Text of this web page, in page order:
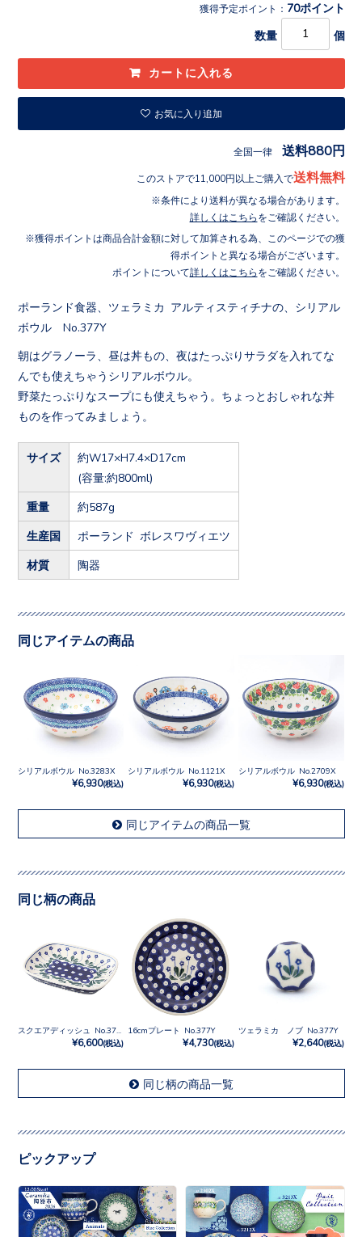
獲得予定ポイント： 70ポイント
数量 個
お気に入り追加
全国一律 送料880円
このストアで11,000円以上ご購入で送料無料
条件により送料が異なる場合があります。
詳しくはこちら をご確認ください。
獲得ポイントは商品合計金額に対して加算される為、このページでの獲
得ポイントと異なる場合がございます。
ポイントについて詳しくはこちら をご確認ください。
ポーランド食器、ツェラミカ アルティスティチナの、シリアル
ボウル No.377Y
朝はグラノーラ、昼は丼もの、夜はたっぷりサラダを入れてな
んでも使えちゃうシリアルボウル。
野菜たっぷりなスープにも使えちゃう。ちょっとおしゃれな丼
ものを作ってみましょう。
サイズ
約W17×H7.4×D17cm
(容量:約800ml)
重量 約587g
生産国 ポーランド ボレスワヴィエツ
材質 陶器
同じアイテムの商品
シリアルボウル No.3283X
¥6,930(税込)
シリアルボウル No.1121X
¥6,930(税込)
シリアルボウル No.2709X
¥6,930(税込)
同じアイテムの商品一覧
同じ柄の商品
スクエアディッシュ No.377Y
¥6,600(税込)
16cmプレート No.377Y
¥4,730(税込)
ツェラミカ ノブ No.377Y
¥2,640(税込)
同じ柄の商品一覧
ピックアップ